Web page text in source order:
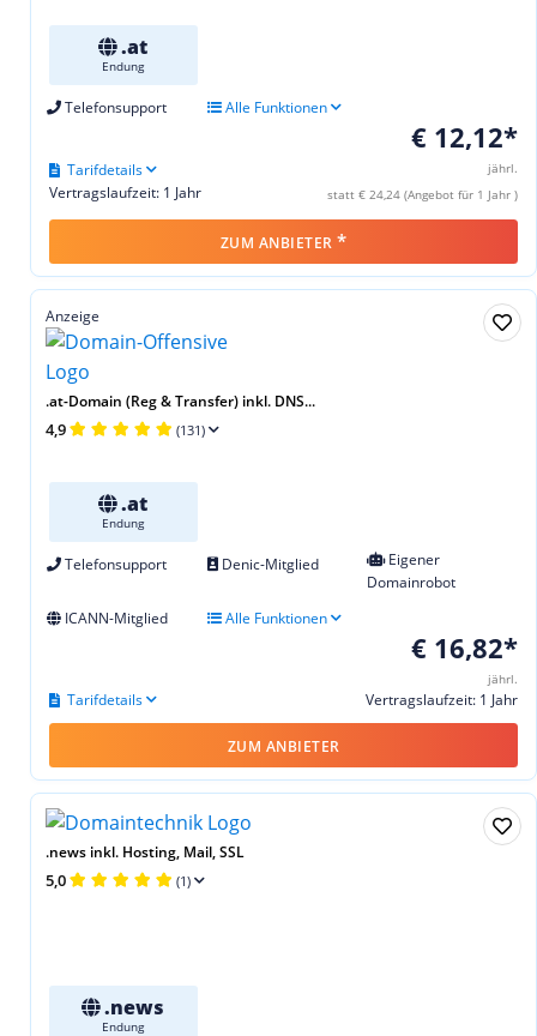
.at
Endung
Telefonsupport Alle Funktionen
€ 12,12*
jährl.
statt € 24,24 (Angebot für 1 Jahr )
Vertragslaufzeit: 1 Jahr
Tarifdetails
ZUM ANBIETER *
Anzeige
.at-Domain (Reg & Transfer) inkl. DNS...
4,9 (131)
.at
Endung
Telefonsupport Denic-Mitglied
Eigener
Domainrobot
ICANN-Mitglied
Alle Funktionen
€ 16,82*
jährl.
Vertragslaufzeit: 1 Jahr
Tarifdetails
ZUM ANBIETER
.news inkl. Hosting, Mail, SSL
5,0 (1)
.news
Endung